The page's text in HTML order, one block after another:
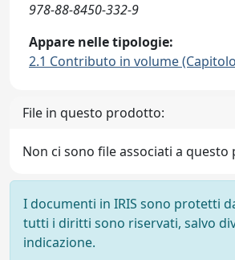
978-88-8450-332-9
Appare nelle tipologie:
2.1 Contributo in volume
File in questo prodotto:
Non ci sono file associati a
I documenti in IRIS sono protetti
tutti i diritti sono riservati, salvo
indicazione.